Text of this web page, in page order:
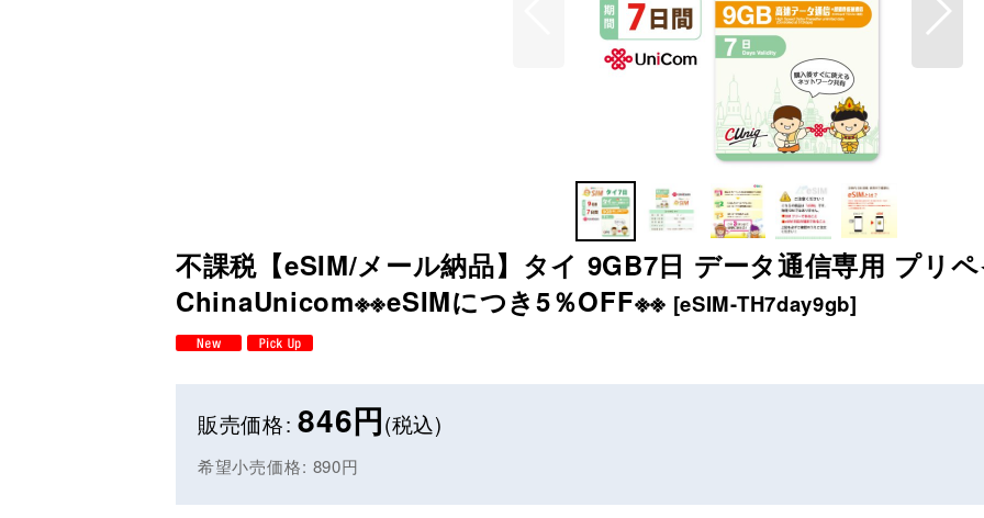
不課税【eSIM/メール納品】タイ 9GB7日 データ通信専用 プリ
ChinaUnicom※※eSIMにつき5％OFF※※ [eSIM-TH7day9gb]
販売価格: 846円(税込)
希望小売価格: 890円